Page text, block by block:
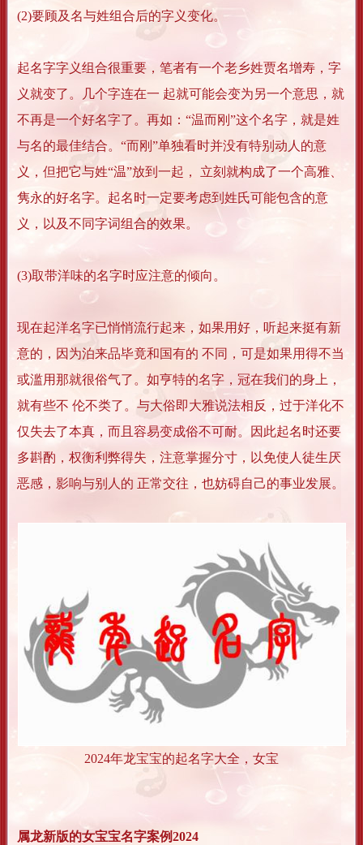
(2)要顾及名与姓组合后的字义变化。
起名字字义组合很重要，笔者有一个老乡姓贾名增寿，字
义就变了。几个字连在一 起就可能会变为另一个意思，就
不再是一个好名字了。再如：“温而刚”这个名字，就是姓
与名的最佳结合。“而刚”单独看时并没有特别动人的意
义，但把它与姓“温”放到一起， 立刻就构成了一个高雅、
隽永的好名字。起名时一定要考虑到姓氏可能包含的意
义，以及不同字词组合的效果。
(3)取带洋味的名字时应注意的倾向。
现在起洋名字已悄悄流行起来，如果用好，听起来挺有新
意的，因为泊来品毕竟和国有的 不同，可是如果用得不当
或滥用那就很俗气了。如亨特的名字，冠在我们的身上，
就有些不 伦不类了。与大俗即大雅说法相反，过于洋化不
仅失去了本真，而且容易变成俗不可耐。因此起名时还要
多斟酌，权衡利弊得失，注意掌握分寸，以免使人徒生厌
恶感，影响与别人的 正常交往，也妨碍自己的事业发展。
2024年龙宝宝的起名字大全，女宝
属龙新版的女宝宝名字案例2024